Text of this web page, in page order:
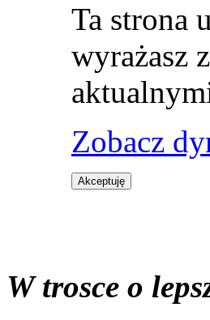
Ta strona
wyrażasz
Zobacz
Akceptuję
W trosce o